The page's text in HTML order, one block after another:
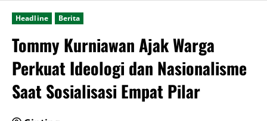
Headline Berita
Tommy Kurniawan Ajak Warga
Perkuat Ideologi dan Nasionalisme
Saat Sosialisasi Empat Pilar